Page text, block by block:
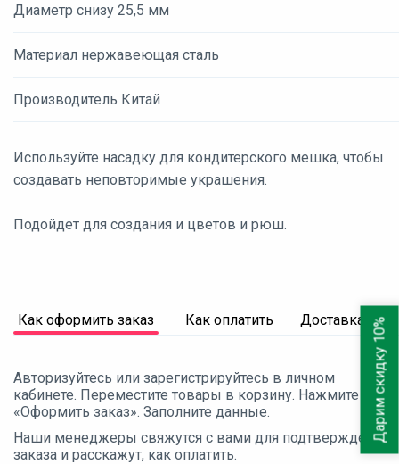
Диаметр снизу 25,5 мм
Материал нержавеющая сталь
Производитель Китай
Используйте насадку для кондитерского мешка, чтобы
создавать неповторимые украшения.
Подойдет для создания и цветов и рюш.
Как оформить заказ Как оплатить Доставка
Авторизуйтесь или зарегистрируйтесь в личном
кабинете. Переместите товары в корзину. Нажмите
«Оформить заказ». Заполните данные.
Наши менеджеры свяжутся с вами для подтверждения
заказа и расскажут, как оплатить.
Дарим скидку 10%